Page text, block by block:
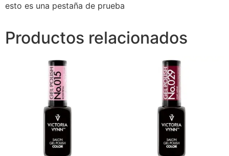
esto es una pestaña de prueba
Productos relacionados